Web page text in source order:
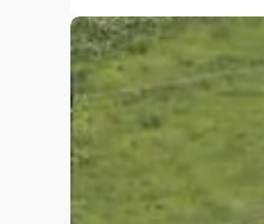
DIN A3 – 15 mm
DIN A1 – 39 mm
DIN lang – 10
1080 x 1080 px
In Ausnahmefällen
stets der vorherigen